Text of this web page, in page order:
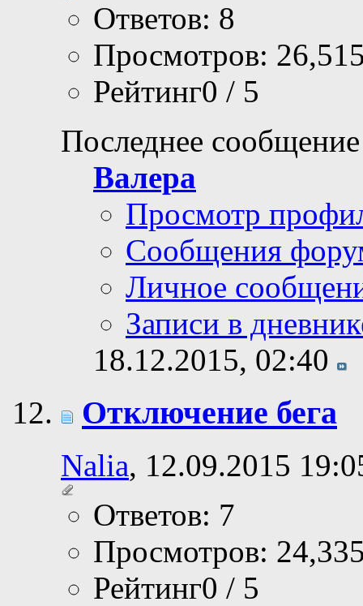
Ответов: 8
Просмотров:
Рейтинг0 / 5
Последнее
Валера
Просмотр
Сообщения
Личное
Записи в
18.12.2015, 02:40
Отключение бега
Nalia, 12.09.2015
Ответов: 7
Просмотров:
Рейтинг0 / 5